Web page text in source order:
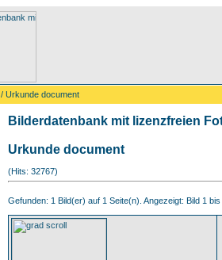
/ Urkunde document
Bilderdatenbank mit lizenzfreien
Urkunde document
(Hits: 32767)
Gefunden: 1 Bild(er) auf 1 Seite(n). Angezeigt: Bild 1 bis